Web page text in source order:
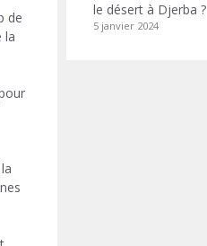
de
la
le désert à Djerba ?
5 janvier 2024